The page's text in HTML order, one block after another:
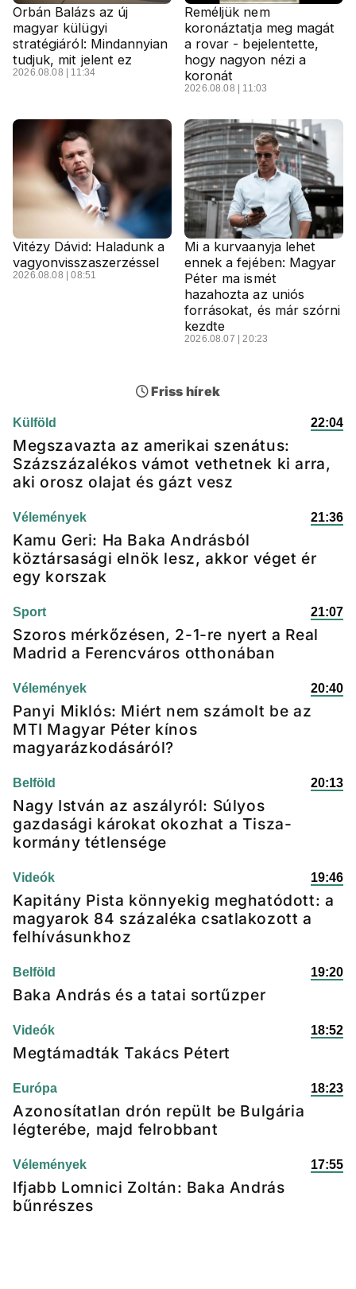
Orbán Balázs az új
magyar külügyi
stratégiáról: Mindannyian
tudjuk, mit jelent ez
2026.08.08 | 11:34
Reméljük nem
koronáztatja meg magát
a rovar - bejelentette,
hogy nagyon nézi a
koronát
2026.08.08 | 11:03
Vitézy Dávid: Haladunk a
vagyonvisszaszerzéssel
2026.08.08 | 08:51
Mi a kurvaanyja lehet
ennek a fejében: Magyar
Péter ma ismét
hazahozta az uniós
forrásokat, és már szórni
kezdte
2026.08.07 | 20:23
Friss hírek
Külföld 22:04
Megszavazta az amerikai szenátus:
Százszázalékos vámot vethetnek ki arra,
aki orosz olajat és gázt vesz
Vélemények 21:36
Kamu Geri: Ha Baka Andrásból
köztársasági elnök lesz, akkor véget ér
egy korszak
Sport 21:07
Szoros mérkőzésen, 2-1-re nyert a Real
Madrid a Ferencváros otthonában
Vélemények 20:40
Panyi Miklós: Miért nem számolt be az
MTI Magyar Péter kínos
magyarázkodásáról?
Belföld 20:13
Nagy István az aszályról: Súlyos
gazdasági károkat okozhat a Tisza-
kormány tétlensége
Videók 19:46
Kapitány Pista könnyekig meghatódott: a
magyarok 84 százaléka csatlakozott a
felhívásunkhoz
Belföld 19:20
Baka András és a tatai sortűzper
Videók 18:52
Megtámadták Takács Pétert
Európa 18:23
Azonosítatlan drón repült be Bulgária
légterébe, majd felrobbant
Vélemények 17:55
Ifjabb Lomnici Zoltán: Baka András
bűnrészes